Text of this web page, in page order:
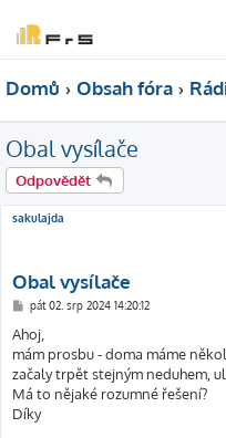
Domů Obsah fóra
Obal vysílače
Odpovědět
sakulajda
Obal vysílače
P
í
s
p
ě
v
e
k
pát 02. srp 2024 14:20:12
Ahoj,
mám prosbu - doma máme
začaly trpět stejným neduhem,
Má to nějaké rozumné řešení?
Díky